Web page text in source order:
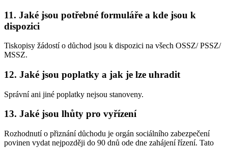
11. Jaké jsou potřebné formuláře a kde jsou k
dispozici
Tiskopisy žádostí o důchod jsou k dispozici na všech OSSZ/ PSSZ/
MSSZ.
12. Jaké jsou poplatky a jak je lze uhradit
Správní ani jiné poplatky nejsou stanoveny.
13. Jaké jsou lhůty pro vyřízení
Rozhodnutí o přiznání důchodu je orgán sociálního zabezpečení
povinen vydat nejpozději do 90 dnů ode dne zahájení řízení. Tato